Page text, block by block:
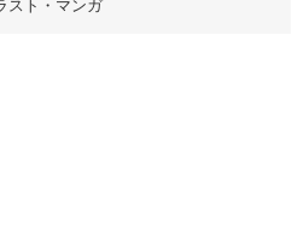
スト・マンガ